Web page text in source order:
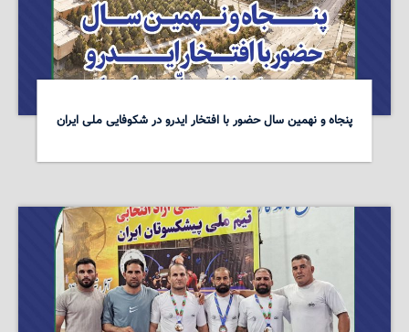
پنجاه و نهمین سال حضور با افتخار ایدرو در شکوفایی ملی ایران